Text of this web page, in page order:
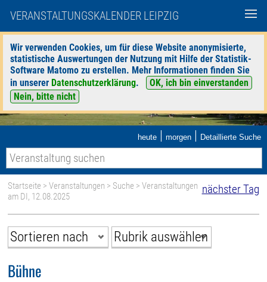
VERANSTALTUNGSKALENDER LEIPZIG
Wir verwenden Cookies, um für diese Website anonymisierte,
statistische Auswertungen der Nutzung mit Hilfe der Statistik-
Software Matomo zu erstellen. Mehr Informationen finden Sie
in unserer Datenschutzerklärung.
OK, ich bin einverstanden
Nein, bitte nicht
heute | morgen | Detaillierte Suche
nächster Tag
Startseite >Veranstaltungen > Suche > Veranstaltungen
am DI, 12.08.2025
Bühne